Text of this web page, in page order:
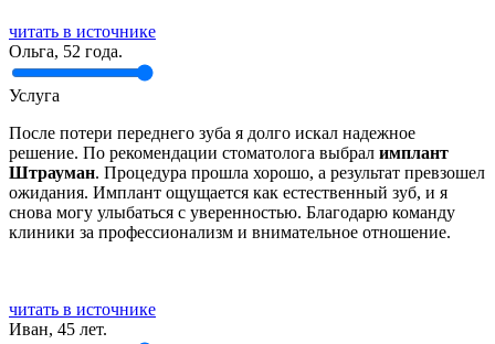
читать в источнике
Ольга, 52 года.
Услуга
После потери переднего зуба я долго искал надежное
решение. По рекомендации стоматолога выбрал имплант
Штрауман. Процедура прошла хорошо, а результат превзошел
ожидания. Имплант ощущается как естественный зуб, и я
снова могу улыбаться с уверенностью. Благодарю команду
клиники за профессионализм и внимательное отношение.
читать в источнике
Иван, 45 лет.